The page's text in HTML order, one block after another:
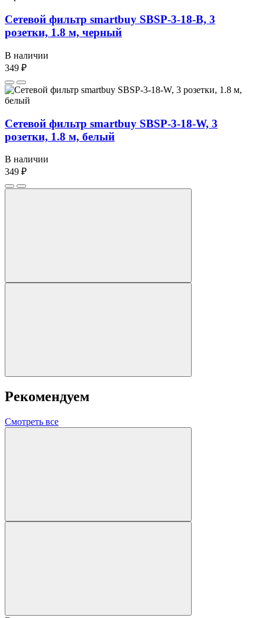
Сетевой фильтр smartbuy SBSP-3-18-B, 3
розетки, 1.8 м, черный
В наличии
349 ₽
Сетевой фильтр smartbuy SBSP-3-18-W, 3
розетки, 1.8 м, белый
В наличии
349 ₽
Рекомендуем
Смотреть все